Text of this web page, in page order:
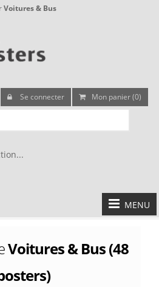
Voitures & Bus
Se connecter Mon panier (0)
MENU
Voitures & Bus (48